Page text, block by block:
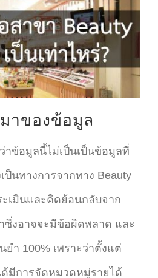
าของข้อมูล
ข้อมูลนี้ไม่เป็นเป็นข้อมูลที่
ป็นทางการจากทาง Beauty
ะเมินและคิดย้อนกลับจาก
ซึ่งอาจจะมีข้อผิดพลาด และ
ำ 100% เพราะว่าตั้งแต่
ด้มีการจัดหมวดหมู่รายได้